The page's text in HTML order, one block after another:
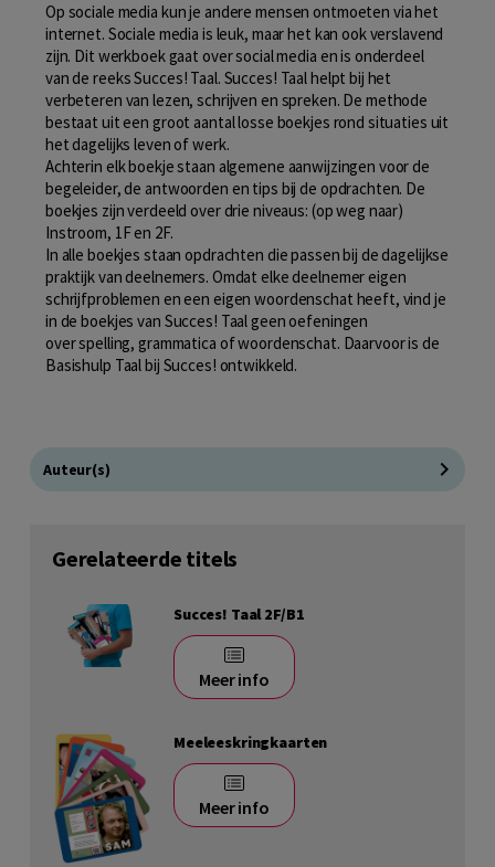
Op sociale media kun je andere mensen ontmoeten via het
internet. Sociale media is leuk, maar het kan ook verslavend
zijn. Dit werkboek gaat over social media en is onderdeel
van de reeks Succes! Taal. Succes! Taal helpt bij het
verbeteren van lezen, schrijven en spreken. De methode
bestaat uit een groot aantal losse boekjes rond situaties uit
het dagelijks leven of werk.
Achterin elk boekje staan algemene aanwijzingen voor de
begeleider, de antwoorden en tips bij de opdrachten. De
boekjes zijn verdeeld over drie niveaus: (op weg naar)
Instroom, 1F en 2F.
In alle boekjes staan opdrachten die passen bij de dagelijkse
praktijk van deelnemers. Omdat elke deelnemer eigen
schrijfproblemen en een eigen woordenschat heeft, vind je
in de boekjes van Succes! Taal geen oefeningen
over spelling, grammatica of woordenschat. Daarvoor is de
Basishulp Taal bij Succes! ontwikkeld.
Auteur(s)
Gerelateerde titels
Succes! Taal 2F/B1
Meer info
Meeleeskringkaarten
Meer info